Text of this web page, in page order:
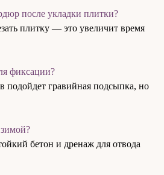
после укладки плитки?
плитку — это увеличит время
фиксации?
подойдет гравийная подсыпка, но
бетон и дренаж для отвода